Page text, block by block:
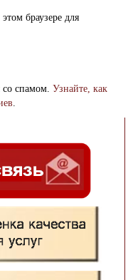
браузере для
со спамом. Узнайте, как
.